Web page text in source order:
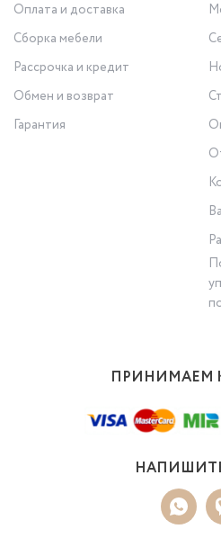
Оплата и доставка
Сборка мебели
Рассрочка и кредит
Обмен и возврат
Гарантия
ПРИНИМАЕМ